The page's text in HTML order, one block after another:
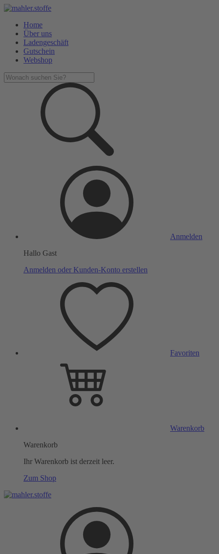
Home
Über uns
Ladengeschäft
Gutschein
Webshop
Anmelden
Hallo Gast
Anmelden oder Kunden-Konto erstellen
Favoriten
Warenkorb
Warenkorb
Ihr Warenkorb ist derzeit leer.
Zum Shop